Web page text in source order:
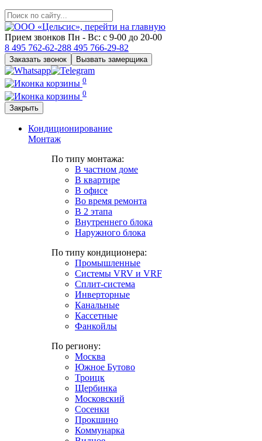
Прием звонков Пн - Вс: с 9-00 до 20-00
8 495 762-62-288 495 766-29-82
Заказать звонок Вызвать замерщика
0
0
Закрыть
Кондиционирование
Монтаж
По типу монтажа:
В частном доме
В квартире
В офисе
Во время ремонта
В 2 этапа
Внутреннего блока
Наружного блока
По типу кондиционера:
Промышленные
Системы VRV и VRF
Сплит-система
Инверторные
Канальные
Кассетные
Фанкойлы
По региону:
Москва
Южное Бутово
Троицк
Щербинка
Московский
Сосенки
Прокшино
Коммунарка